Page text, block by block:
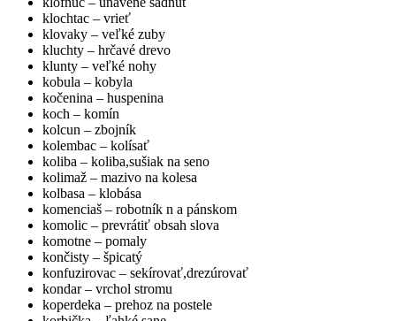
klochtac – vrieť
klovaky – veľké zuby
kluchty – hrčavé drevo
klunty – veľké nohy
kobula – kobyla
kočenina – huspenina
koch – komín
kolcun – zbojník
kolembac – kolísať
koliba – koliba,sušiak na seno
kolimaž – mazivo na kolesa
kolbasa – klobása
komenciaš – robotník n a pánskom
komolic – prevrátiť obsah slova
komotne – pomaly
končisty – špicatý
konfuzirovac – sekírovať,drezúrovať
kondar – vrchol stromu
koperdeka – prehoz na postele